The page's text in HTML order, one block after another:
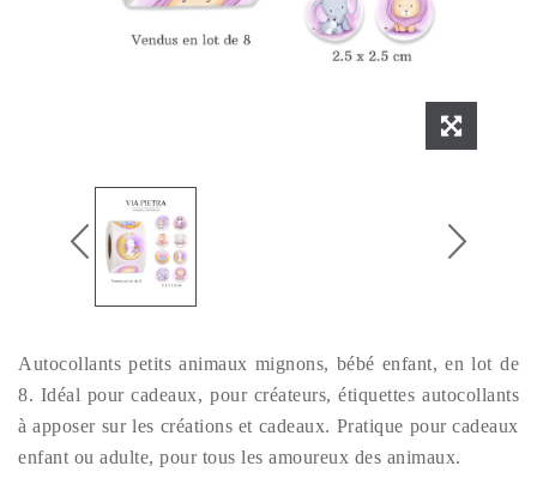
Autocollants petits animaux mignons, bébé enfant, en lot de
8. Idéal pour cadeaux, pour créateurs, étiquettes autocollants
à apposer sur les créations et cadeaux. Pratique pour cadeaux
enfant ou adulte, pour tous les amoureux des animaux.